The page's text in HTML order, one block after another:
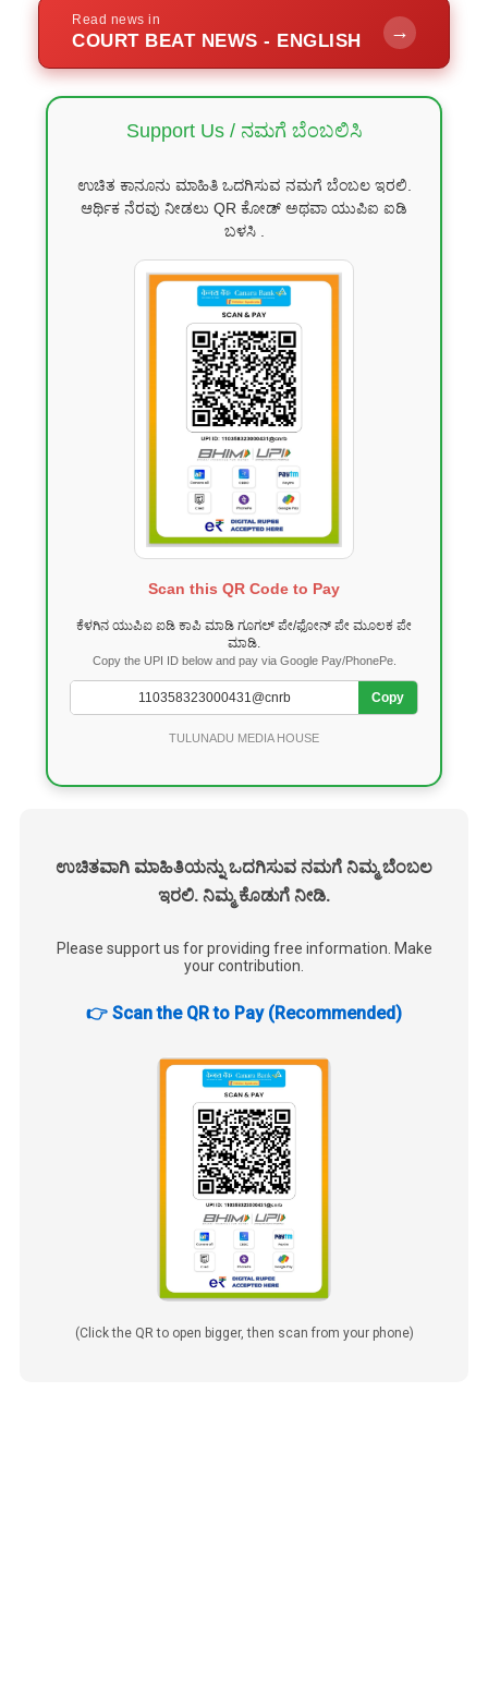
Read news in
COURT BEAT NEWS - ENGLISH →
Support Us / ನಮಗೆ ಬೆಂಬಲಿಸಿ
ಉಚಿತ ಕಾನೂನು ಮಾಹಿತಿ ಒದಗಿಸುವ ನಮಗೆ ಬೆಂಬಲ ಇರಲಿ.
ಆರ್ಥಿಕ ನೆರವು ನೀಡಲು QR ಕೋಡ್ ಅಥವಾ ಯುಪಿಐ ಐಡಿ
ಬಳಸಿ .
Scan this QR Code to Pay
ಕೆಳಗಿನ ಯುಪಿಐ ಐಡಿ ಕಾಪಿ ಮಾಡಿ ಗೂಗಲ್ ಪೇ/ಫೋನ್ ಪೇ ಮೂಲಕ ಪೇ
ಮಾಡಿ.
Copy the UPI ID below and pay via Google Pay/PhonePe.
Copy
TULUNADU MEDIA HOUSE
ಉಚಿತವಾಗಿ ಮಾಹಿತಿಯನ್ನು ಒದಗಿಸುವ ನಮಗೆ ನಿಮ್ಮ ಬೆಂಬಲ
ಇರಲಿ. ನಿಮ್ಮ ಕೊಡುಗೆ ನೀಡಿ.
Please support us for providing free information. Make
your contribution.
👉 Scan the QR to Pay (Recommended)
(Click the QR to open bigger, then scan from your phone)